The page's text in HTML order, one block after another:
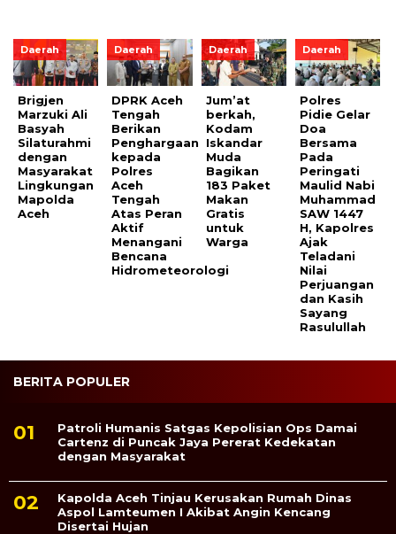
Daerah
Brigjen
Marzuki Ali
Basyah
Silaturahmi
dengan
Masyarakat
Lingkungan
Mapolda
Aceh
Daerah
DPRK Aceh
Tengah
Berikan
Penghargaan
kepada
Polres
Aceh
Tengah
Atas Peran
Aktif
Menangani
Bencana
Hidrometeorologi
Daerah
Jum’at
berkah,
Kodam
Iskandar
Muda
Bagikan
183 Paket
Makan
Gratis
untuk
Warga
Daerah
Polres
Pidie Gelar
Doa
Bersama
Pada
Peringati
Maulid Nabi
Muhammad
SAW 1447
H, Kapolres
Ajak
Teladani
Nilai
Perjuangan
dan Kasih
Sayang
Rasulullah
BERITA POPULER
Patroli Humanis Satgas Kepolisian Ops Damai
Cartenz di Puncak Jaya Pererat Kedekatan
dengan Masyarakat
Kapolda Aceh Tinjau Kerusakan Rumah Dinas
Aspol Lamteumen I Akibat Angin Kencang
Disertai Hujan